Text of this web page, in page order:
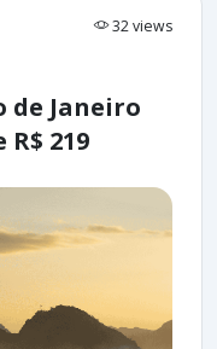
32 views
de Janeiro
219